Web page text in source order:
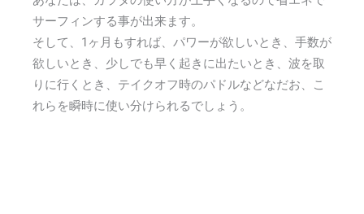
サーフィンする事が出来ます。
そして、1ヶ月もすれば、パワーが欲しいとき、手数が
欲しいとき、少しでも早く起きに出たいとき、波を取
りに行くとき、テイクオフ時のパドルなどなだお、こ
れらを瞬時に使い分けられるでしょう。